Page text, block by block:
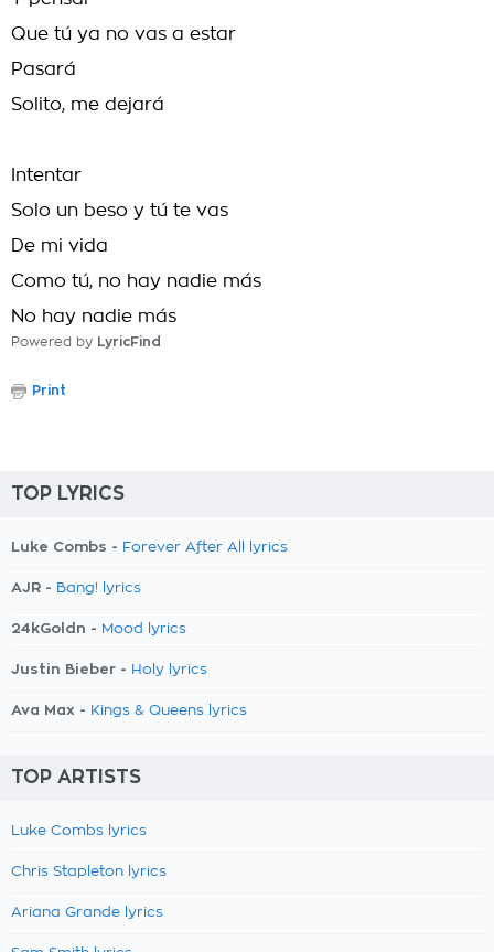
Que tú ya no vas a estar
Pasará
Solito, me dejará
Intentar
Solo un beso y tú te vas
De mi vida
Como tú, no hay nadie más
No hay nadie más
Powered by LyricFind
Print
TOP LYRICS
Luke Combs - Forever After All lyrics
AJR - Bang! lyrics
24kGoldn - Mood lyrics
Justin Bieber - Holy lyrics
Ava Max - Kings & Queens lyrics
TOP ARTISTS
Luke Combs lyrics
Chris Stapleton lyrics
Ariana Grande lyrics